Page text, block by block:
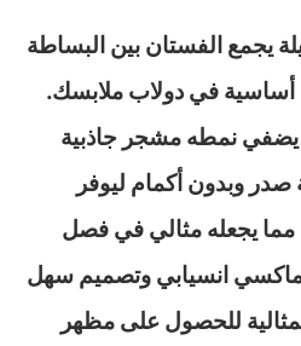
يجمع الفستان بين البساطة
أساسية في دولاب ملابسك.
يضفي نمطه مشجر جاذبية
وبدون أكمام ليوفر
مما يجعله مثالي في فصل
انسيابي وتصميم سهل
للحصول على مظهر